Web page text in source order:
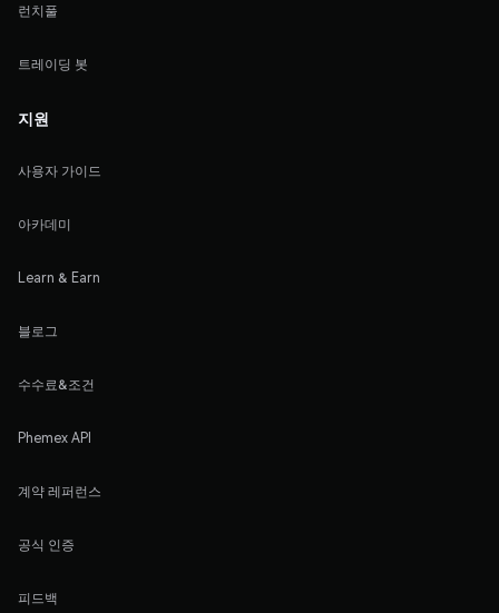
런치풀
트레이딩 봇
지원
사용자 가이드
아카데미
Learn & Earn
블로그
수수료&조건
Phemex API
계약 레퍼런스
공식 인증
피드백